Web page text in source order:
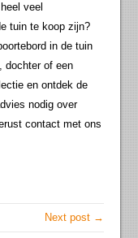
veel
tuin te koop zijn?
in de tuin
dochter of een
en ontdek de
nodig over
contact met ons
Next post →